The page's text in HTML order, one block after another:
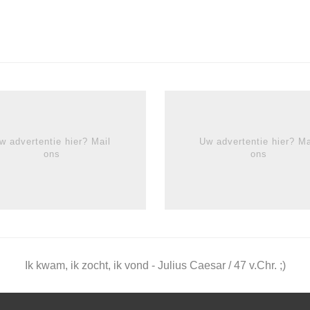
advertentie hier? Mail
ons
Uw advertentie hier?
ons
Ik kwam, ik zocht, ik vond - Julius Caesar / 47 v.Chr. ;)